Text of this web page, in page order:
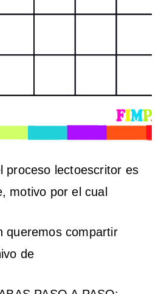
proceso lectoescritor es
motivo por el cual
queremos compartir
de